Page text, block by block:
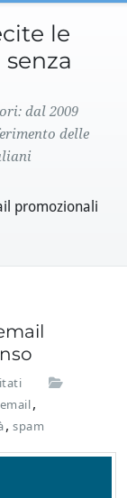
le
dal 2009
delle
promozionali
u
a
r
email,
, spam